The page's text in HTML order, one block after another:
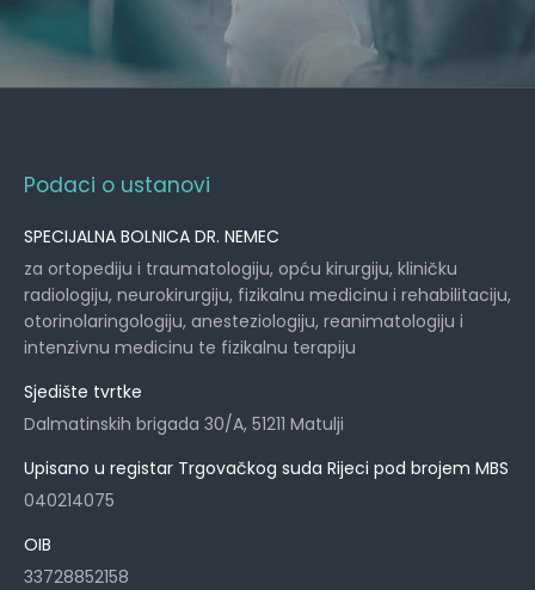
Podaci o ustanovi
SPECIJALNA BOLNICA DR. NEMEC
za ortopediju i traumatologiju, opću kirurgiju, kliničku
radiologiju, neurokirurgiju, fizikalnu medicinu i rehabilitaciju,
otorinolaringologiju, anesteziologiju, reanimatologiju i
intenzivnu medicinu te fizikalnu terapiju
Sjedište tvrtke
Dalmatinskih brigada 30/A, 51211 Matulji
Upisano u registar Trgovačkog suda Rijeci pod brojem MBS
040214075
OIB
33728852158